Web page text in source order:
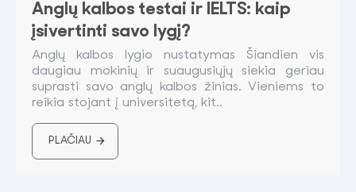
Anglų kalbos testai ir IELTS: kaip
įsivertinti savo lygį?
Anglų kalbos lygio nustatymas Šiandien vis
daugiau mokinių ir suaugusiųjų siekia geriau
suprasti savo anglų kalbos žinias. Vieniems to
reikia stojant į universitetą, kit..
PLAČIAU